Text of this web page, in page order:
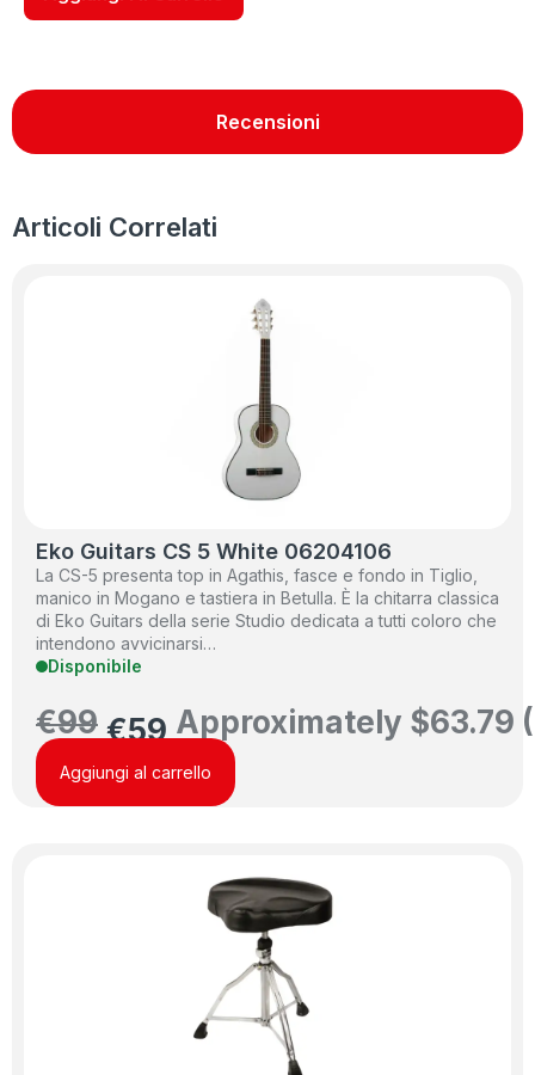
Recensioni
Articoli Correlati
Eko Guitars CS 5 White 06204106
La CS-5 presenta top in Agathis, fasce e fondo in Tiglio,
manico in Mogano e tastiera in Betulla. È la chitarra classica
di Eko Guitars della serie Studio dedicata a tutti coloro che
intendono avvicinarsi…
Disponibile
€99 €59 Approximately $63.79
Aggiungi al carrello